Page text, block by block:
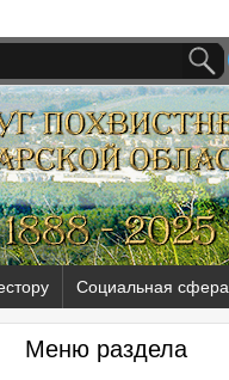
Социальная сфера
Меню раздела